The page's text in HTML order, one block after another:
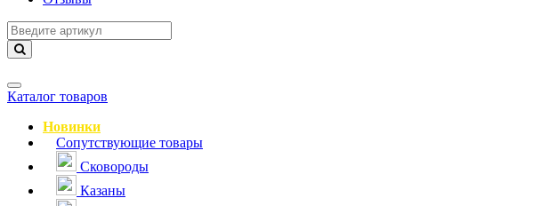
Навигация
Каталог товаров
Новинки
Сопутствующие товары
Сковороды
Казаны